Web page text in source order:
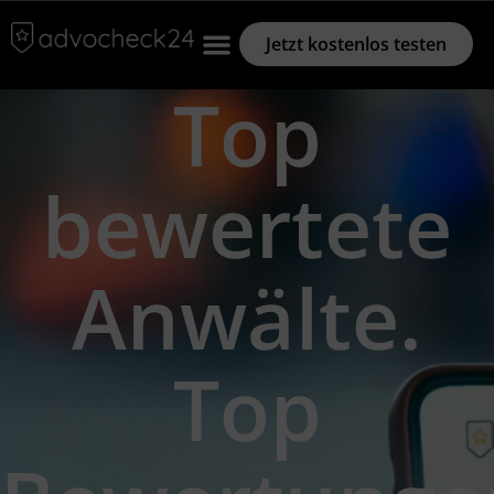
Jetzt kostenlos testen
Top
bewertete
Anwälte.
Top